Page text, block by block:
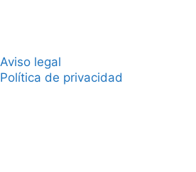
Aviso legal
Política de privacidad